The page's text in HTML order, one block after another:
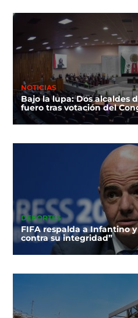
NOTICIAS
Bajo la lupa: Dos alcaldes
fuero tras votación del
DEPORTES
FIFA respalda a Infantino
contra su integridad”